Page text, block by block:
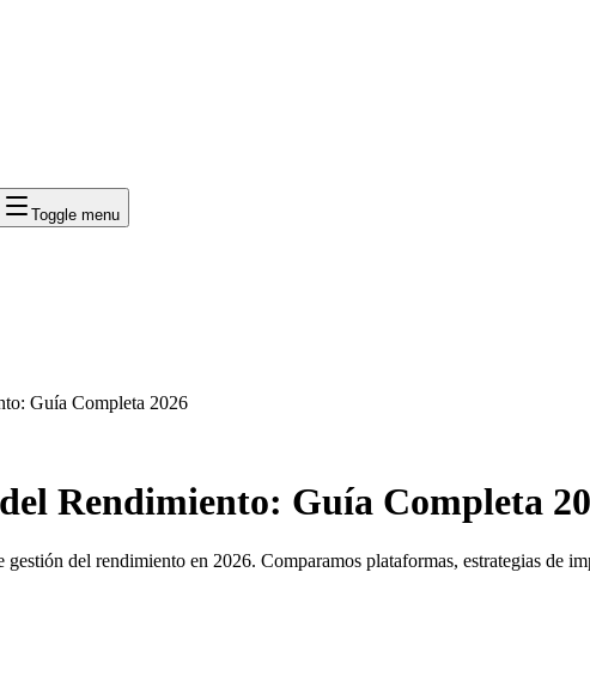
Toggle menu
Guía Completa 2026
Rendimiento: Guía Completa
gestión del rendimiento en 2026. Comparamos plataformas, estrategias de